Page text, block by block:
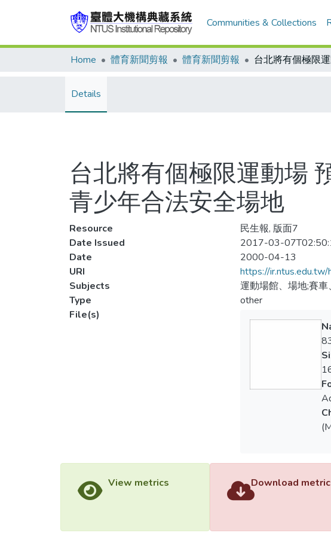
Communities & Collections
Home 體育新聞剪報 體育新聞剪報
Details
台北將有個極限運動場
青少年合法安全場地
Resource
民生報, 版面7
Date Issued
2017-03-
Date
2000-04-13
URI
https://
Subjects
運動場館、場地;賽
Type
other
File(s)
View metrics Download